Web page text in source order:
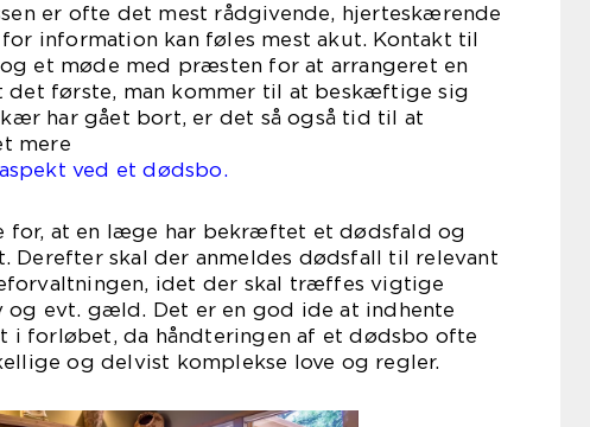
er ofte det mest rådgivende, hjerteskærende
information kan føles mest akut. Kontakt til
et møde med præsten for at arrangeret en
det første, man kommer til at beskæftige sig
har gået bort, er det så også tid til at
mere
ved et dødsbo.
for, at en læge har bekræftet et dødsfald og
Derefter skal der anmeldes dødsfall til relevant
idet der skal træffes vigtige
og evt. gæld. Det er en god ide at indhente
forløbet, da håndteringen af et dødsbo ofte
og delvist komplekse love og regler.